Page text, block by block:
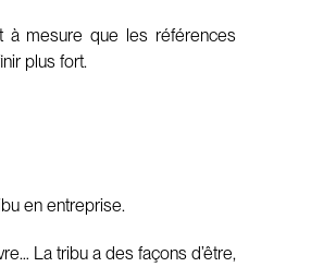
à mesure que les références
plus fort.
en entreprise.
La tribu a des façons d’être,